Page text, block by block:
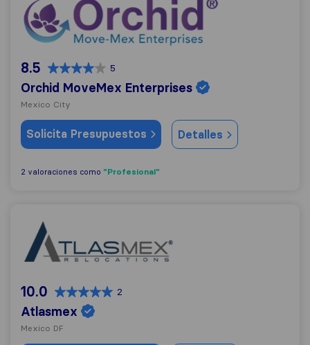
8.5 5
Orchid MoveMex Enterprises
Mexico City
Solicita Presupuestos Detalles
2 valoraciones como "Profesional"
Atlasmex
10.0 2
Atlasmex
Mexico DF